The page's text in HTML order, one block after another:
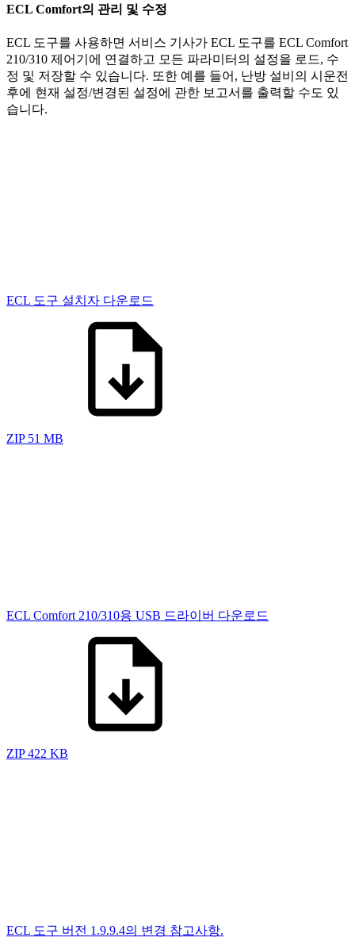
ECL Comfort의 관리 및 수정
ECL 도구를 사용하면 서비스 기사가 ECL 도구를 ECL Comfort
210/310 제어기에 연결하고 모든 파라미터의 설정을 로드, 수
정 및 저장할 수 있습니다. 또한 예를 들어, 난방 설비의 시운전
후에 현재 설정/변경된 설정에 관한 보고서를 출력할 수도 있
습니다.
ECL 도구 설치자 다운로드
ZIP 51 MB
ECL Comfort 210/310용 USB 드라이버 다운로드
ZIP 422 KB
ECL 도구 버전 1.9.9.4의 변경 참고사항.